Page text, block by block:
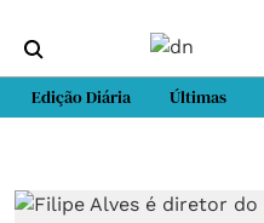
Edição Diária Últimas